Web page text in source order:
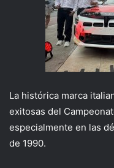
La histórica marca
exitosas del
especialmente en las
de 1990.